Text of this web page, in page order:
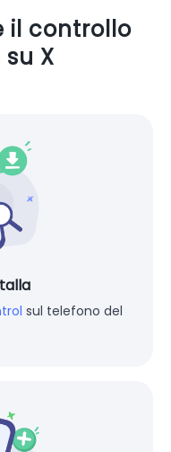
il controllo
X
sul telefono del